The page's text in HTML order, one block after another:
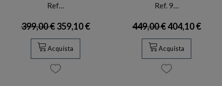
Ref…
399,00 €359,10 €
Acquista
Ref. 9…
449,00 €404,10 €
Acquista